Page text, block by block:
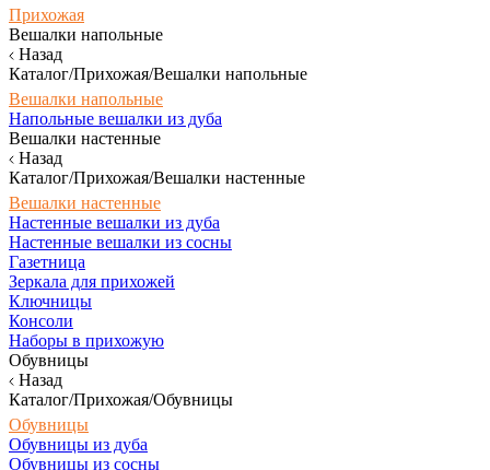
Прихожая
Вешалки напольные
Назад
Каталог/Прихожая/Вешалки напольные
Вешалки напольные
Напольные вешалки из дуба
Вешалки настенные
Назад
Каталог/Прихожая/Вешалки настенные
Вешалки настенные
Настенные вешалки из дуба
Настенные вешалки из сосны
Газетница
Зеркала для прихожей
Ключницы
Консоли
Наборы в прихожую
Обувницы
Назад
Каталог/Прихожая/Обувницы
Обувницы
Обувницы из дуба
Обувницы из сосны